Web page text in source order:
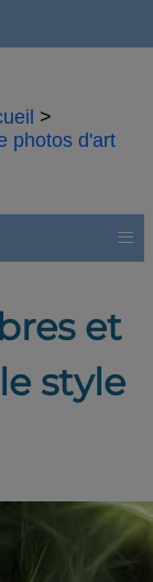
>
photos d'art
≡
et
style